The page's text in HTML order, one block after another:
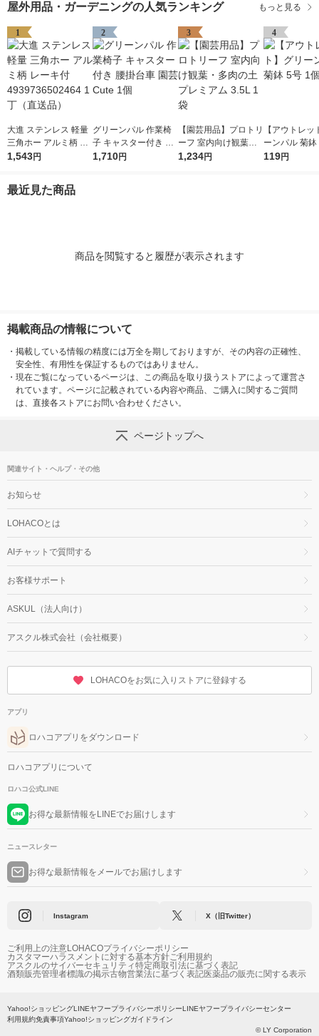
屋外用品・ガーデニングの人気ランキング もっと見る
1
大進 ステンレス 軽量
三角ホー アルミ柄 レ
ーキ付 49397365024
1,543円
2
グリーンパル 作業椅
子 キャスター付き 腰
掛台車 園芸 Cute 1個
1,710円
3
【園芸用品】プロトリ
ーフ 室内向け観葉・
多肉の土プレミアム
1,234円
4
【アウトレッ
ーンパル 菊
119円
最近見た商品
商品を閲覧すると履歴が表示されます
掲載商品の情報について
・ 掲載している情報の精度には万全を期しておりますが、その内容の正確性、
安全性、有用性を保証するものではありません。
・ 現在ご覧になっているページは、この商品を取り扱うストアによって運営さ
れています。ページに記載されている内容や商品、ご購入に関するご質問
は、直接各ストアにお問い合わせください。
ページトップへ
関連サイト・ヘルプ・その他
お知らせ
LOHACOとは
AIチャットで質問する
お客様サポート
ASKUL（法人向け）
アスクル株式会社（会社概要）
LOHACOをお気に入りストアに登録する
アプリ
ロハコアプリをダウンロード
ロハコアプリについて
ロハコ公式LINE
お得な最新情報をLINEでお届けします
ニュースレター
お得な最新情報をメールでお届けします
Instagram X（旧Twitter）
ご利用上の注意LOHACOプライバシーポリシー
カスタマーハラスメントに対する基本方針ご利用規約
アスクルのサイバーセキュリティ特定商取引法に基づく表記
酒類販売管理者標識の掲示古物営業法に基づく表記医薬品の販売に関する表示
Yahoo!ショッピングLINEヤフープライバシーポリシーLINEヤフープライバシーセンター
利用規約免責事項Yahoo!ショッピングガイドライン
© LY Corporation